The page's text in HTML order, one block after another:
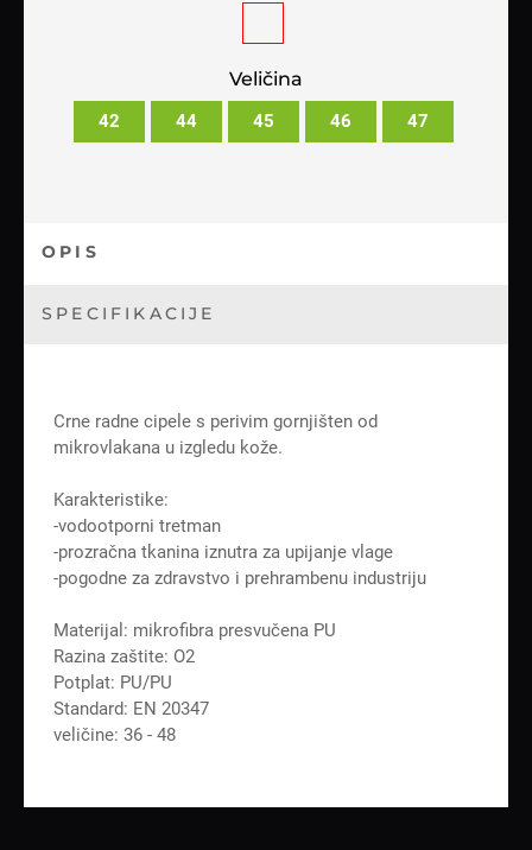
Veličina
42 44 45 46 47
OPIS
SPECIFIKACIJE
Crne radne cipele s perivim gornjišten od
mikrovlakana u izgledu kože.
Karakteristike:
-vodootporni tretman
-prozračna tkanina iznutra za upijanje vlage
-pogodne za zdravstvo i prehrambenu industriju
Materijal: mikrofibra presvučena PU
Razina zaštite: O2
Potplat: PU/PU
Standard: EN 20347
veličine: 36 - 48